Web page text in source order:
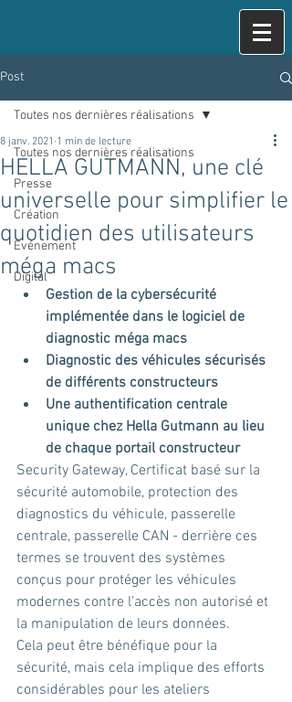
Post
Toutes nos dernières réalisations
Presse
Création
Evénement
Digital
Toutes nos dernières réalisations
HELLA GUTMANN, une clé
universelle pour simplifier le
quotidien des utilisateurs
méga macs
8 janv. 2021 1 min de lecture
Gestion de la cybersécurité
implémentée dans le logiciel de
diagnostic méga macs
Diagnostic des véhicules sécurisés
de différents constructeurs
Une authentification centrale
unique chez Hella Gutmann au lieu
de chaque portail constructeur
Security Gateway, Certificat basé sur la
sécurité automobile, protection des
diagnostics du véhicule, passerelle
centrale, passerelle CAN - derrière ces
termes se trouvent des systèmes
conçus pour protéger les véhicules
modernes contre l’accès non autorisé et
la manipulation de leurs données.
Cela peut être bénéfique pour la
sécurité, mais cela implique des efforts
considérables pour les ateliers